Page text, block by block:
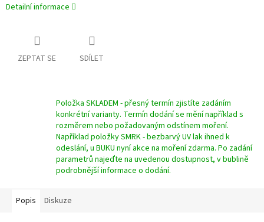
Detailní informace
ZEPTAT SE SDÍLET
Položka SKLADEM - přesný termín zjistíte zadáním
konkrétní varianty. Termín dodání se mění například s
rozměrem nebo požadovaným odstínem moření.
Například položky SMRK - bezbarvý UV lak ihned k
odeslání, u BUKU nyní akce na moření zdarma. Po zadání
parametrů najeďte na uvedenou dostupnost, v bublině
podrobnější informace o dodání.
Popis Diskuze